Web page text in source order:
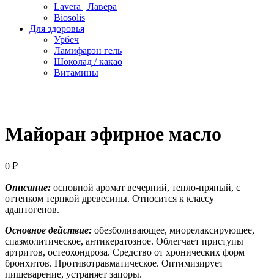
Lavera | Лавера
Biosolis
Для здоровья
Урбеч
Ламифарэн гель
Шоколад / какао
Витамины
Майоран эфирное масло
0 ₽
Описание: основной аромат вечерний, тепло-пряный, с
оттенком терпкой древесины. Относится к классу
адаптогенов.
Основное действие: обезболивающее, миорелаксирующее,
спазмолитическое, антикератозное. Облегчает приступы
артритов, остеохондроза. Средство от хронических форм
бронхитов. Противотравматическое. Оптимизирует
пищеварение, устраняет запоры.